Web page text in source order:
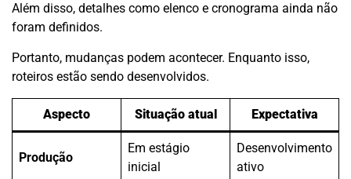
Além disso, detalhes como elenco e cronograma ainda não
foram definidos.
Portanto, mudanças podem acontecer. Enquanto isso,
roteiros estão sendo desenvolvidos.
Aspecto Situação atual Expectativa
Produção
Em estágio
inicial
Desenvolvimento
ativo